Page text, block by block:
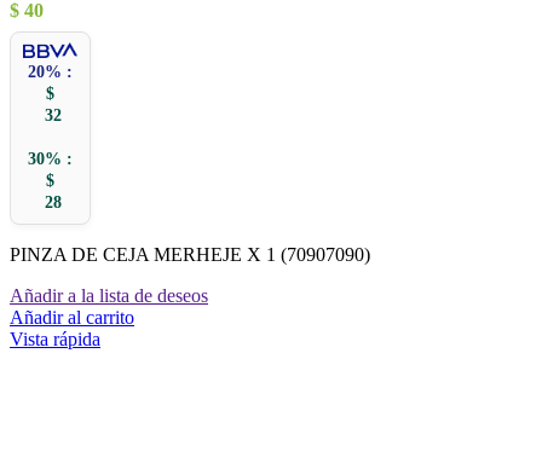
$ 40
20% :
$
32
30% :
$
28
PINZA DE CEJA MERHEJE X 1 (70907090)
Añadir a la lista de deseos
Añadir al carrito
Vista rápida